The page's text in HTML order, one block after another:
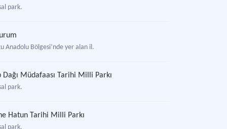
park.
Anadolu Bölgesi’nde yer alan il.
Dağı Müdafaası Tarihi Milli Parkı
park.
Hatun Tarihi Milli Parkı
park.